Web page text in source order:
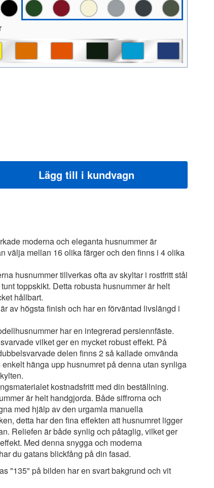
Lägg till i kundvagn
moderna och eleganta husnummer är
välja mellan 16 olika färger och den finns i 4 olika
husnummer tillverkas ofta av skyltar i rostfritt stål
toppskikt. Detta robusta husnummer är helt
hållbart.
av högsta finish och har en förväntad livslängd i
har en integrerad persiennfäste.
vilket ger en mycket robust effekt. På
delen finns 2 så kallade omvända
hänga upp husnumret på denna utan synliga
kostnadsfritt med din beställning.
är helt handgjorda. Både siffrorna och
med hjälp av den urgamla manuella
detta har den fina effekten att husnumret ligger
Reliefen är både synlig och påtaglig, vilket ger
Med denna snygga och moderna
du gatans blickfång på din fasad.
"135" på bilden har en svart bakgrund och vit